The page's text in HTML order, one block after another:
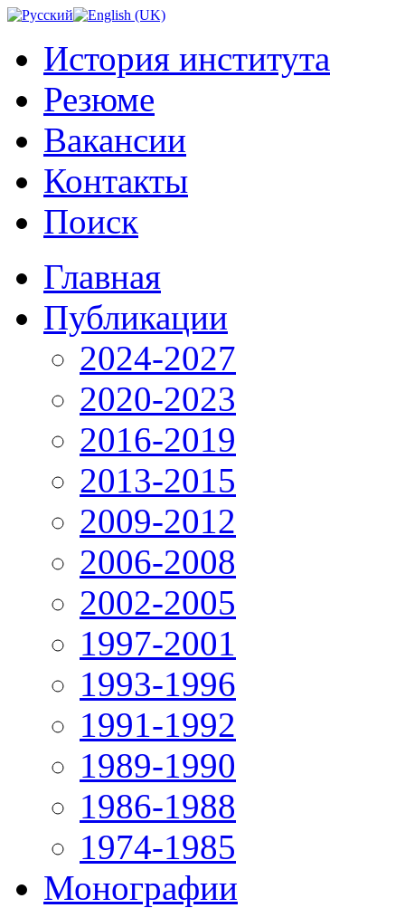
История института
Резюме
Вакансии
Контакты
Поиск
Главная
Публикации
2024-2027
2020-2023
2016-2019
2013-2015
2009-2012
2006-2008
2002-2005
1997-2001
1993-1996
1991-1992
1989-1990
1986-1988
1974-1985
Монографии